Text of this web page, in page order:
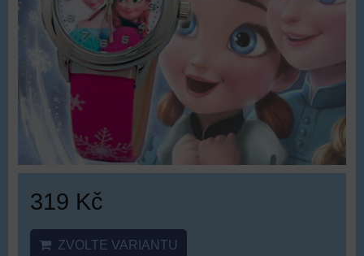
319 Kč
ZVOLTE VARIANTU